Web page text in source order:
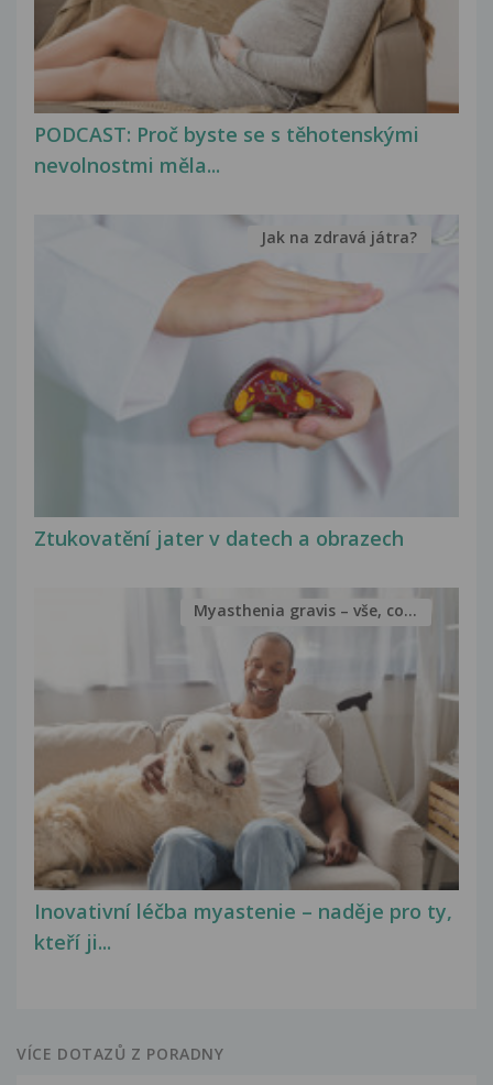
PODCAST: Proč byste se s těhotenskými
nevolnostmi měla...
Ztukovatění jater v datech a obrazech
Jak na zdravá játra?
Inovativní léčba myastenie – naděje pro ty,
kteří ji...
Myasthenia gravis – vše, co...
VÍCE DOTAZŮ Z PORADNY